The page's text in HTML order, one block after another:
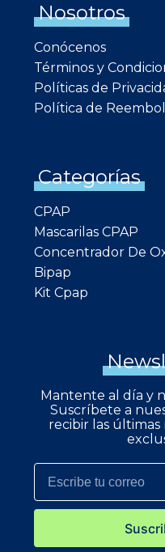
Nosotros
Conócenos
Términos y
Políticas de
Política de
Categorías
CPAP
Mascarilas CPAP
Concentrador De
Bipap
Kit Cpap
Mantente al día y
Suscríbete a
recibir las últimas